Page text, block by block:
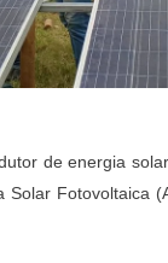
de energia
Fotovoltaica